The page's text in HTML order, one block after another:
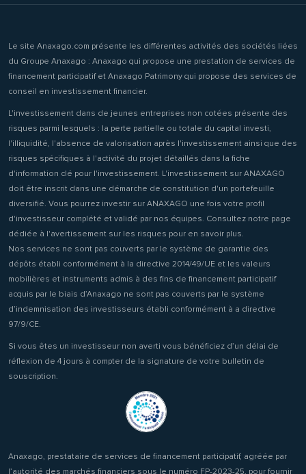
Le site Anaxago.com présente les différentes activités des sociétés liées
du Groupe Anaxago : Anaxago qui propose une prestation de services de
financement participatif et Anaxago Patrimony qui propose des services de
conseil en investissement financier.
L'investissement dans de jeunes entreprises non cotées présente des
risques parmi lesquels : la perte partielle ou totale du capital investi,
l'illiquidité, l'absence de valorisation après l'investissement ainsi que des
risques spécifiques à l'activité du projet détaillés dans la fiche
d'information clé pour l'investissement. L'investissement sur ANAXAGO
doit être inscrit dans une démarche de constitution d'un portefeuille
diversifié. Vous pourrez investir sur ANAXAGO une fois votre profil
d'investisseur complété et validé par nos équipes. Consultez notre page
dédiée à l'avertissement sur les risques pour en savoir plus.
Nos services ne sont pas couverts par le système de garantie des
dépôts établi conformément à la directive 2014/49/UE et les valeurs
mobilières et instruments admis à des fins de financement participatif
acquis par le biais d’Anaxago ne sont pas couverts par le système
d’indemnisation des investisseurs établi conformément à a directive
97/9/CE.
Si vous êtes un investisseur non averti vous bénéficiez d’un délai de
réflexion de 4 jours à compter de la signature de votre bulletin de
souscription.
Anaxago, prestataire de services de financement participatif, agréée par
l’autorité des marchés financiers sous le numéro FP-2023-25, pour fournir